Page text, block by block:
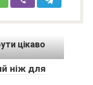
цікаво
ніж для